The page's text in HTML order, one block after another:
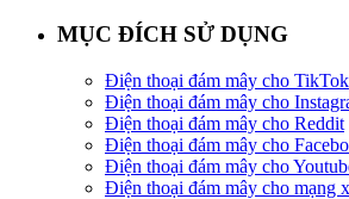
MỤC ĐÍCH SỬ DỤNG
Điện thoại đám mây cho TikTok
Điện thoại đám mây cho
Điện thoại đám mây cho Reddit
Điện thoại đám mây cho
Điện thoại đám mây cho
Điện thoại đám mây cho mạng